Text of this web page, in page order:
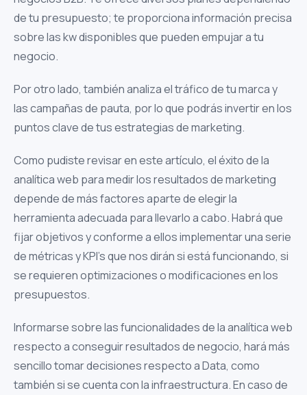
de tu presupuesto; te proporciona información precisa
sobre las kw disponibles que pueden empujar a tu
negocio.
Por otro lado, también analiza el tráfico de tu marca y
las campañas de pauta, por lo que podrás invertir en los
puntos clave de tus estrategias de marketing.
Como pudiste revisar en este artículo, el éxito de la
analítica web para medir los resultados de marketing
depende de más factores aparte de elegir la
herramienta adecuada para llevarlo a cabo. Habrá que
fijar objetivos y conforme a ellos implementar una serie
de métricas y KPI’s que nos dirán si está funcionando, si
se requieren optimizaciones o modificaciones en los
presupuestos.
Informarse sobre las funcionalidades de la analítica web
respecto a conseguir resultados de negocio, hará más
sencillo tomar decisiones respecto a Data, como
también si se cuenta con la infraestructura. En caso de